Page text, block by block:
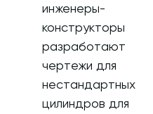
инженеры-
конструкторы
разработают
чертежи для
нестандартных
цилиндров для